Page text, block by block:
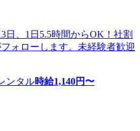
日、1日5.5時間からOK！社割
ォローします。未経験者歓迎
ンタル時給1,140円〜